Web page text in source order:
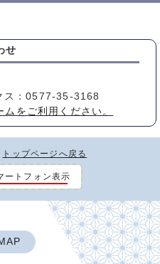
せ
：0577-35-3168
をご利用ください。
トップページへ戻る
ートフォン表示